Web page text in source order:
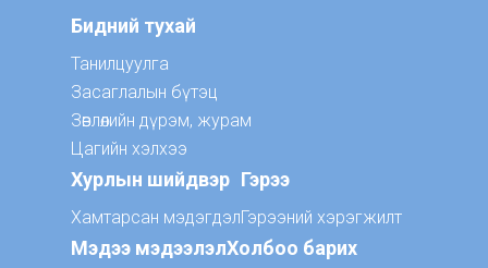
Бидний тухай
Танилцуулга
Засаглалын бүтэц
Зөвлөлийн дүрэм, журам
Цагийн хэлхээ
Хурлын шийдвэр
Хамтарсан мэдэгдэл
Гэрээ
Гэрээний хэрэгжилт
Мэдээ мэдээлэлХолбоо барих